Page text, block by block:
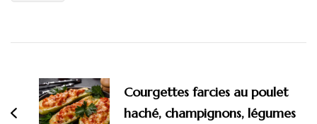
d'article
Courgettes farcies au poulet
haché, champignons, légumes